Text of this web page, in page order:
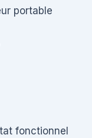
portable
fonctionnel